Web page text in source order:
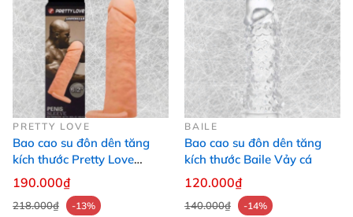
PRETTY LOVE
Bao cao su đôn dên tăng
kích thước Pretty Love
Medium 6.2
190.000₫
218.000₫
-13%
BAILE
Bao cao su đôn dên tăng
kích thước Baile Vảy cá
120.000₫
140.000₫
-14%